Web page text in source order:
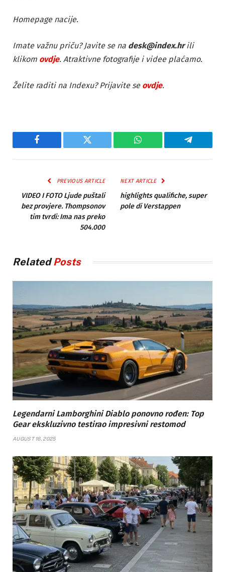
Homepage nacije.
Imate važnu priču? Javite se na desk@index.hrili
klikom ovdje. Atraktivne fotografije i videe plaćamo.
Želite raditi na Indexu? Prijavite se ovdje.
Facebook Twitter WhatsApp Telegram
PREVIOUS ARTICLE
VIDEO I FOTO Ljude puštali
bez provjere. Thompsonov
tim tvrdi: Ima nas preko
504.000
NEXT ARTICLE
highlights qualifiche, super
pole di Verstappen
RelatedPosts
Legendarni Lamborghini Diablo ponovno rođen: Top
Gear ekskluzivno testirao impresivni restomod
AUGUST 16, 2025